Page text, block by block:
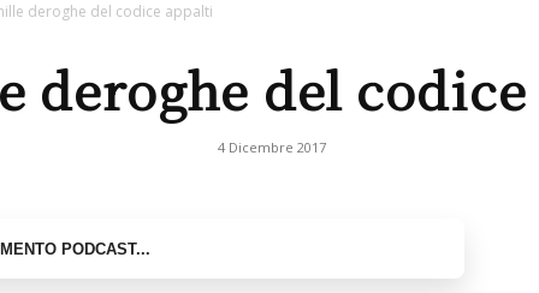
deroghe del codice appalti
deroghe del
4 Dicembre 2017